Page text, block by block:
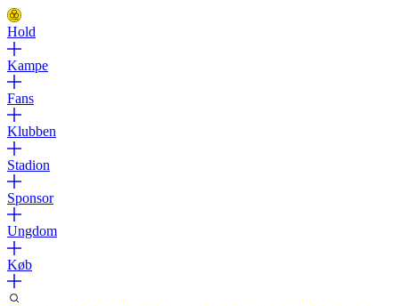
Hold
Kampe
Fans
Klubben
Stadion
Sponsor
Ungdom
Køb